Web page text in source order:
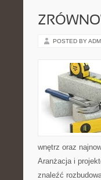
POSTED BY
wnętrz oraz
Aranżacja i
znaleźć